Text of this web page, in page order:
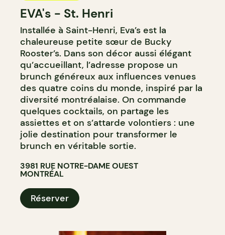
EVA's - St. Henri
Installée à Saint-Henri, Eva’s est la
chaleureuse petite sœur de Bucky
Rooster’s. Dans son décor aussi élégant
qu’accueillant, l’adresse propose un
brunch généreux aux influences venues
des quatre coins du monde, inspiré par la
diversité montréalaise. On commande
quelques cocktails, on partage les
assiettes et on s’attarde volontiers : une
jolie destination pour transformer le
brunch en véritable sortie.
3981 RUE NOTRE-DAME OUEST
MONTRÉAL
Réserver